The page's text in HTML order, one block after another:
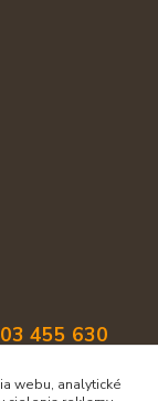
455 630
webu, analytické